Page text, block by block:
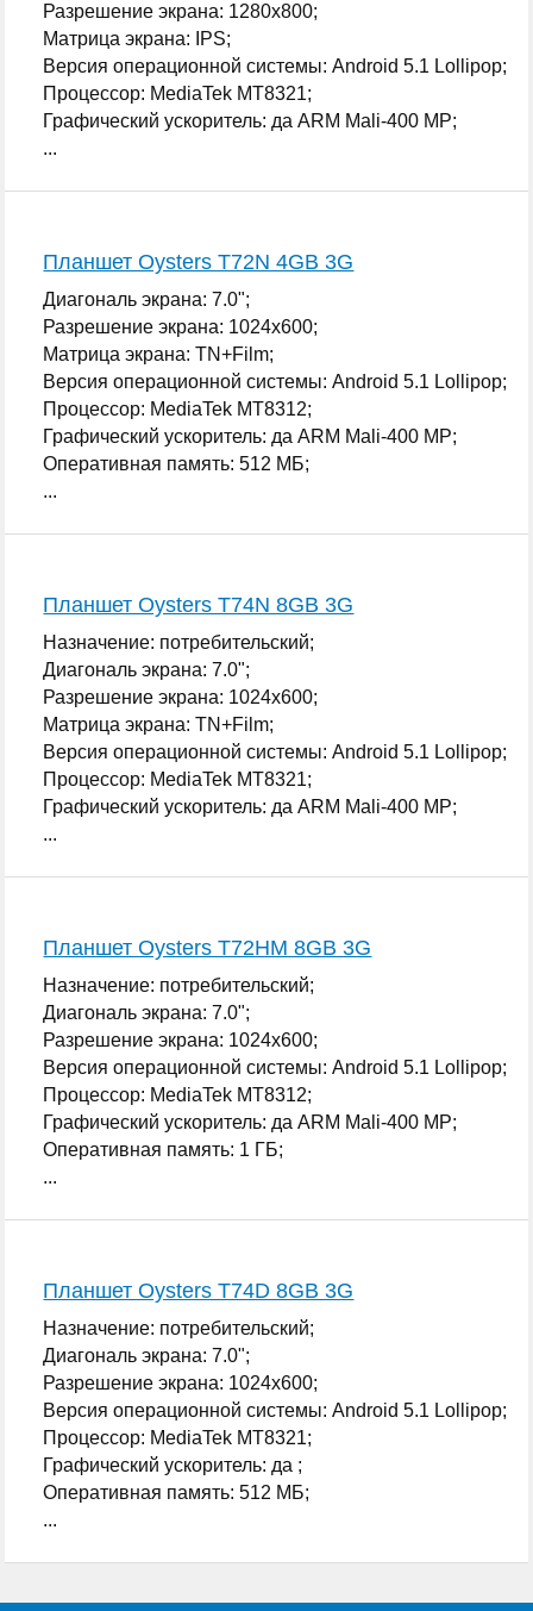
Разрешение экрана: 1280x800;
Матрица экрана: IPS;
Версия операционной системы: Android 5.1 Lollipop;
Процессор: MediaTek MT8321;
Графический ускоритель: да ARM Mali-400 MP;
...
Планшет Oysters T72N 4GB 3G
Диагональ экрана: 7.0";
Разрешение экрана: 1024x600;
Матрица экрана: TN+Film;
Версия операционной системы: Android 5.1 Lollipop;
Процессор: MediaTek MT8312;
Графический ускоритель: да ARM Mali-400 MP;
Оперативная память: 512 МБ;
...
Планшет Oysters T74N 8GB 3G
Назначение: потребительский;
Диагональ экрана: 7.0";
Разрешение экрана: 1024x600;
Матрица экрана: TN+Film;
Версия операционной системы: Android 5.1 Lollipop;
Процессор: MediaTek MT8321;
Графический ускоритель: да ARM Mali-400 MP;
...
Планшет Oysters T72HM 8GB 3G
Назначение: потребительский;
Диагональ экрана: 7.0";
Разрешение экрана: 1024x600;
Версия операционной системы: Android 5.1 Lollipop;
Процессор: MediaTek MT8312;
Графический ускоритель: да ARM Mali-400 MP;
Оперативная память: 1 ГБ;
...
Планшет Oysters T74D 8GB 3G
Назначение: потребительский;
Диагональ экрана: 7.0";
Разрешение экрана: 1024x600;
Версия операционной системы: Android 5.1 Lollipop;
Процессор: MediaTek MT8321;
Графический ускоритель: да ;
Оперативная память: 512 МБ;
...